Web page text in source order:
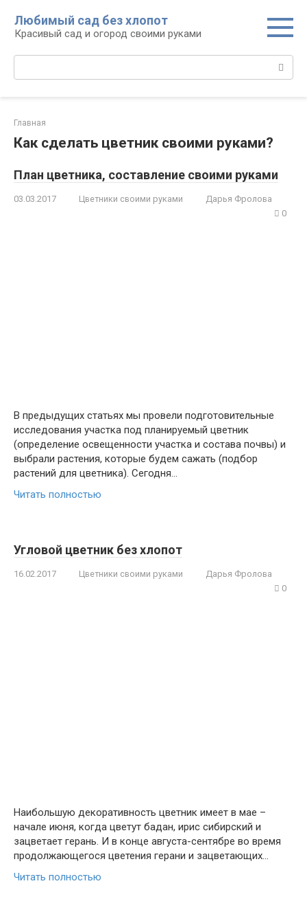
контенту
Любимый сад без хлопот
Красивый сад и огород своими руками
Поиск:
Главная
Как сделать цветник своими руками?
План цветника, составление своими руками
03.03.2017 Цветники своими руками
Дарья Фролова
0
В предыдущих статьях мы провели подготовительные
исследования участка под планируемый цветник
(определение освещенности участка и состава почвы) и
выбрали растения, которые будем сажать (подбор
растений для цветника). Сегодня…
Читать полностью
Угловой цветник без хлопот
16.02.2017 Цветники своими руками
Дарья Фролова
0
Наибольшую декоративность цветник имеет в мае –
начале июня, когда цветут бадан, ирис сибирский и
зацветает герань. И в конце августа-сентябре во время
продолжающегося цветения герани и зацветающих…
Читать полностью